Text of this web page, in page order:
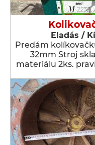
Eladás /
Predám
32mm Stroj
materiálu 2ks.